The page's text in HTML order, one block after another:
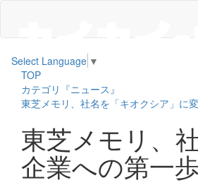
Select Language ▼
TOP
カテゴリ『ニュース』
東芝メモリ、社名を「キオクシア」に
東芝メモリ、
企業への第一